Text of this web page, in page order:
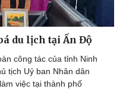
du lịch tại Ấn Độ
công tác của tỉnh Ninh
tịch Uỷ ban Nhân dân
việc tại thành phố